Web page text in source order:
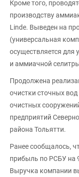
Кроме того,
производству
Linde. Выведен на
(универсальная
осуществляется для
и аммиачной
Продолжена
очистки сточных
очистных
предприятий
района Тольятти.
Ранее сообщалось,
прибыль по РСБУ на
Выручка компании